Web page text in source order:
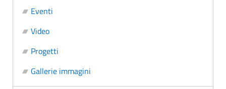
Eventi
Video
Progetti
Gallerie immagini